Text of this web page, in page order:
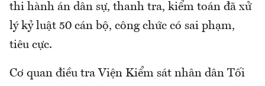
thi hành án dân sự, thanh tra, kiểm toán đã xử
lý kỷ luật 50 cán bộ, công chức có sai phạm,
tiêu cực.
Cơ quan điều tra Viện Kiểm sát nhân dân Tối